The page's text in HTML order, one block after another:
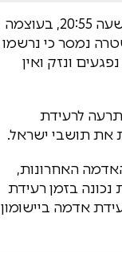
רעידת אדמה התרחשה הערב (שלישי) בשעה 20:55, בעוצמה
נמסר כי נרשמו
לא דווח על נפגעים ונזק ואין
לרעידת
את תושבי ישראל.
האחרונות,
בזמן רעידת
אדמה ביישומון